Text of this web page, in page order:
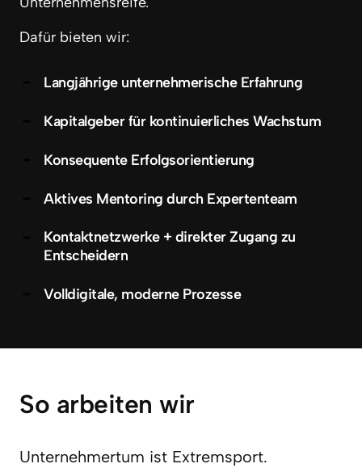
Dafür bieten wir:
Langjährige unternehmerische Erfahrung
Kapitalgeber für kontinuierliches Wachstum
Konsequente Erfolgsorientierung
Aktives Mentoring durch Expertenteam
Kontaktnetzwerke + direkter Zugang zu
Entscheidern
Volldigitale, moderne Prozesse
So arbeiten wir
Unternehmertum ist Extremsport.